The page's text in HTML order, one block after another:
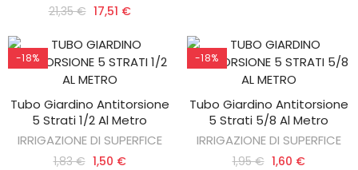
21,35 € 17,51 €
-18%
AGGIUNGI AL CARRELLO
Tubo Giardino Antitorsione
5 Strati 1/2 Al Metro
IRRIGAZIONE DI SUPERFICE
1,83 € 1,50 €
-18%
AGGIUNGI AL CARRELLO
Tubo Giardino Antitorsione
5 Strati 5/8 Al Metro
IRRIGAZIONE DI SUPERFICE
1,95 € 1,60 €